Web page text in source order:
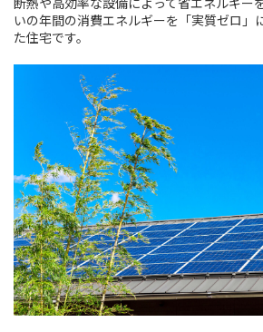
いの年間の消費エネルギーを「実質ゼロ」
た住宅です。